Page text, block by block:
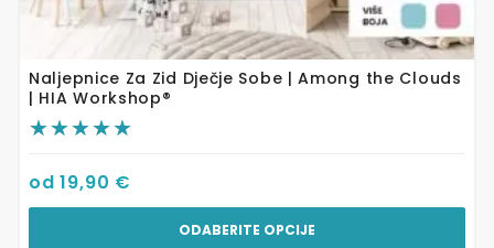
Naljepnice Za Zid Dječje Sobe | Among the Clouds
| HIA Workshop®
od19,90 €
ODABERITE OPCIJE